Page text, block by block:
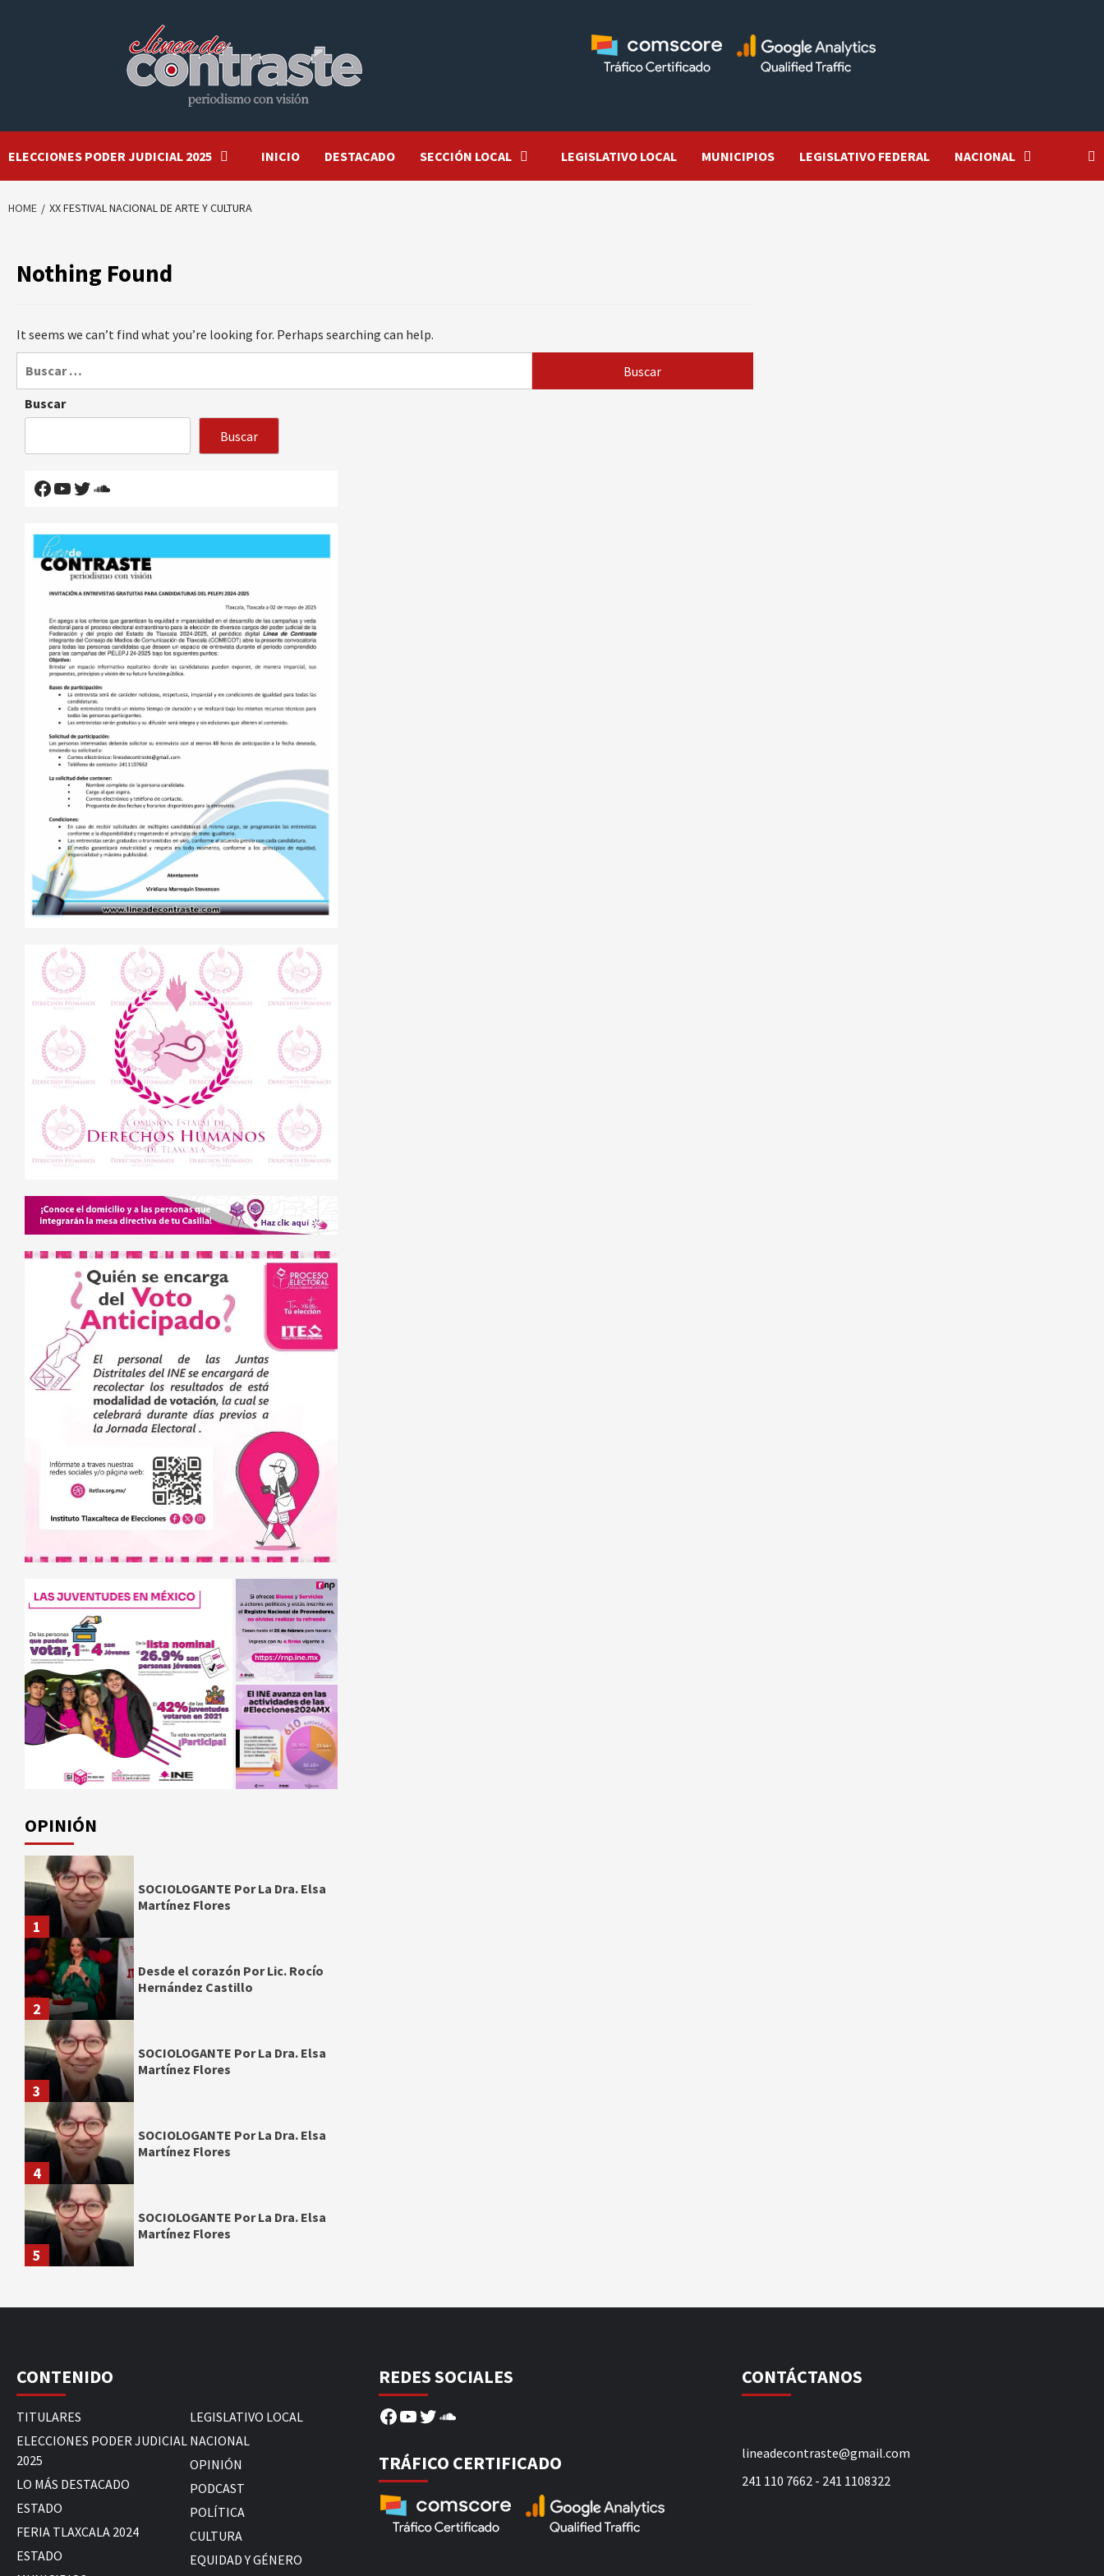
ELECCIONES PODER JUDICIAL 2025 INICIO DESTACADO SECCIÓN LOCAL LEGISLATIVO LOCAL MUNICIPIOS LEGISLATIVO FEDERAL NACIONAL
HOME XX FESTIVAL NACIONAL DE ARTE Y CULTURA
Nothing Found
It seems we can’t find what you’re looking for. Perhaps searching can help.
Buscar
Buscar
Facebook
YouTube
Twitter
SoundCloud
OPINIÓN
1
SOCIOLOGANTE Por La Dra. Elsa
Martínez Flores
2
Desde el corazón Por Lic. Rocío
Hernández Castillo
3
SOCIOLOGANTE Por La Dra. Elsa
Martínez Flores
4
SOCIOLOGANTE Por La Dra. Elsa
Martínez Flores
5
SOCIOLOGANTE Por La Dra. Elsa
Martínez Flores
CONTENIDO
TITULARES
ELECCIONES PODER JUDICIAL
2025
LO MÁS DESTACADO
ESTADO
FERIA TLAXCALA 2024
ESTADO
LEGISLATIVO LOCAL
NACIONAL
OPINIÓN
PODCAST
POLÍTICA
CULTURA
EQUIDAD Y GÉNERO
REDES SOCIALES
Facebook
YouTube
Twitter
SoundCloud
TRÁFICO CERTIFICADO
CONTÁCTANOS
lineadecontraste@gmail.com
241 110 7662 - 241 1108322